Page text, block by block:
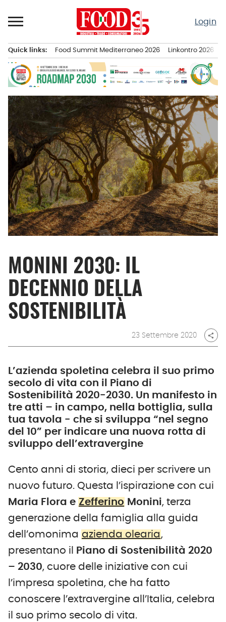
al
Login
principale
Quick links: Food Summit Mediterraneo 2026 Linkontro 2026
MONINI 2030: IL
DECENNIO DELLA
SOSTENIBILITÀ
23 Settembre 2020 share
L’azienda spoletina celebra il suo primo
secolo di vita con il Piano di
Sostenibilità 2020-2030. Un manifesto in
tre atti – in campo, nella bottiglia, sulla
tua tavola - che si sviluppa “nel segno
del 10” per indicare una nuova rotta di
sviluppo dell’extravergine
Cento anni di storia, dieci per scrivere un
nuovo futuro. Questa l’ispirazione con cui
Maria Flora e Zefferino Monini, terza
generazione della famiglia alla guida
dell’omonima azienda olearia ,
presentano il
Piano di Sostenibilità 2020
– 2030, cuore delle iniziative con cui
l’impresa spoletina, che ha fatto
conoscere l’extravergine all’Italia, celebra
il suo primo secolo di vita.